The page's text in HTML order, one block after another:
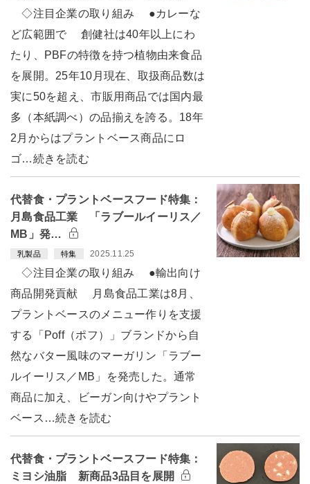
◇注目企業の取り組み ●カレーな
ど広範囲で 創健社は40年以上にわ
たり、PBFの特徴を持つ植物由来食品
を展開。25年10月現在、取扱商品数は
実に50を超え、市販用商品では国内最
多（本紙調べ）の品揃えを誇る。18年
2月からはプラントベース商品にロ
ゴ…続きを読む
代替食・プラントベースフード特集：
月島食品工業 「ラブールイーリス／
MB」発…
乳製品 特集 2025.11.25
◇注目企業の取り組み ●輸出向け
商品開発貢献 月島食品工業は8月、
プラントベースのメニュー作りを支援
する「Poff（ポフ）」ブランドから自
然なバター風味のマーガリン「ラブー
ルイーリス／MB」を発売した。通常
商品に加え、ビーガン向けやプラント
ベース…続きを読む
代替食・プラントベースフード特集：
ミヨシ油脂 新商品3品目を展開